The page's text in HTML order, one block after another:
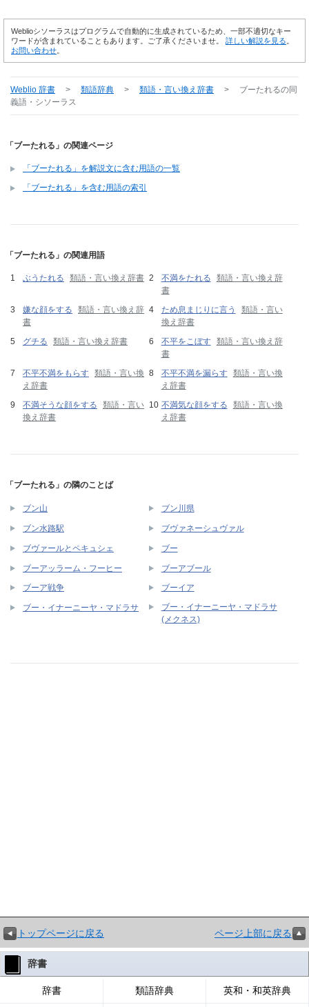
Weblioシソーラスはプログラムで自動的に生成されているため、一部不適切なキー
ワードが含まれていることもあります。ご了承くださいませ。 詳しい解説を見る
お問い合わせ
Weblio 辞書 > 類語辞典 > 類語・言い換え辞書 > ブーたれるの同
義語・シソーラス
「ブーたれる」の関連ページ
「ブーたれる」を解説文に含む用語の一覧
「ブーたれる」を含む用語の索引
「ブーたれる」の関連用語
ぶうたれる 類語・言い換え辞書 不満をたれる
類語・言い換え辞
書
嫌な顔をする
類語・言い換え辞
書
ため息まじりに言う
類語・言い
換え辞書
グチる
類語・言い換え辞書 不平をこぼす 類語・言い換え辞
書
不平不満をもらす 類語・言い換
え辞書
不平不満を漏らす 類語・言い換
え辞書
不満そうな顔をする
類語・言い
換え辞書
不満気な顔をする
類語・言い換
え辞書
「ブーたれる」の隣のことば
ブン山 ブン川県
ブン水路駅 ブヴァネーシュヴァル
ブヴァールとペキュシェ ブー
ブーアッラーム・フーヒー ブーアブール
ブーア戦争 ブーイア
ブー・イナーニーヤ・マドラサ
ブー・イナーニーヤ・マドラサ
(メクネス)
トップページに戻る ページ上部に戻る
辞書
辞書 類語辞典 英和・和英辞典